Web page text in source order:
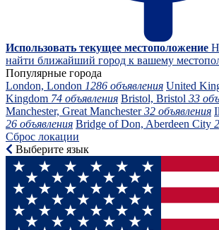
Использовать текущее местоположение
найти ближайший город к вашему
Популярные города
London, London 1286 объявления United
Kingdom 74 объявления Bristol, Bristol 33
Manchester, Great Manchester32 объявления
26 объявления Bridge of Don, Aberdeen City
Сброс локации
Выберите язык